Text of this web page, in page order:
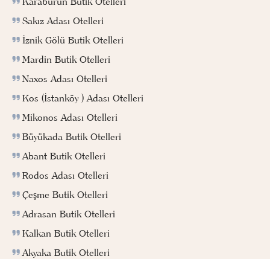
Sakız Adası Otelleri
İznik Gölü Butik Otelleri
Mardin Butik Otelleri
Naxos Adası Otelleri
Kos (İstanköy ) Adası Otelleri
Mikonos Adası Otelleri
Büyükada Butik Otelleri
Abant Butik Otelleri
Rodos Adası Otelleri
Çeşme Butik Otelleri
Adrasan Butik Otelleri
Kalkan Butik Otelleri
Akyaka Butik Otelleri